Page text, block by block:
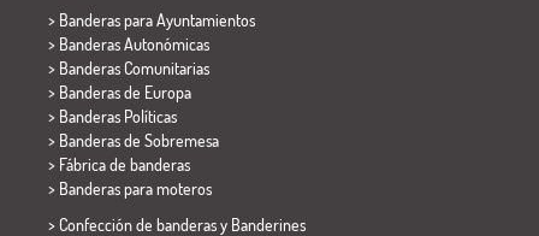
> Banderas para Ayuntamientos
> Banderas Autonómicas
> Banderas Comunitarias
> Banderas de Europa
> Banderas Políticas
> Banderas de Sobremesa
> Fábrica de banderas
> Banderas para moteros
> Confección de banderas y Banderines